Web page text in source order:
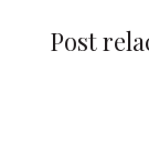
Post